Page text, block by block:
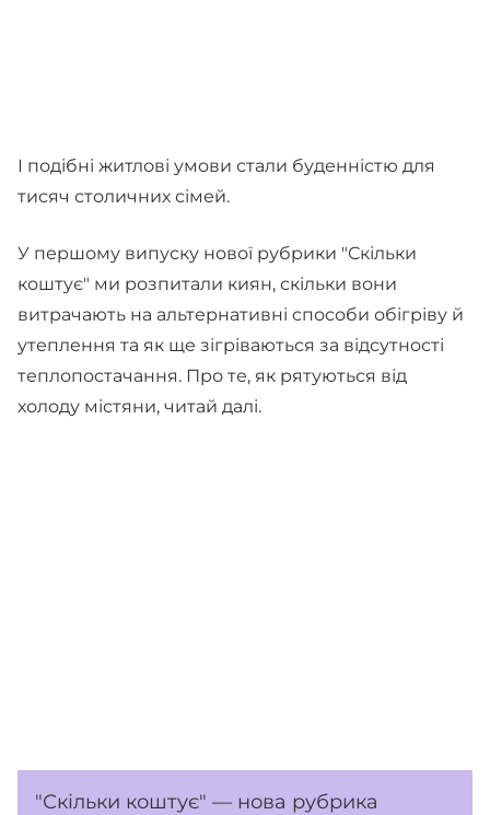
І подібні житлові умови стали буденністю для
тисяч столичних сімей.
У першому випуску нової рубрики "Скільки
коштує" ми розпитали киян, скільки вони
витрачають на альтернативні способи обігріву й
утеплення та як ще зігріваються за відсутності
теплопостачання. Про те, як рятуються від
холоду містяни, читай далі.
"Скільки коштує" — нова рубрика